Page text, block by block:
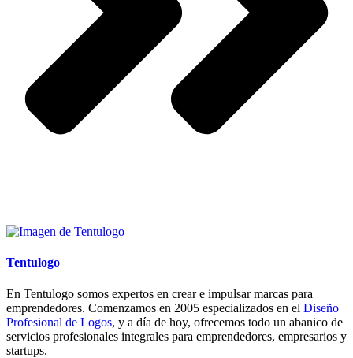
Tentulogo
En Tentulogo somos expertos en crear e impulsar marcas para
emprendedores. Comenzamos en 2005 especializados en el Diseño
Profesional de Logos, y a día de hoy, ofrecemos todo un abanico de
servicios profesionales integrales para emprendedores, empresarios y
startups.